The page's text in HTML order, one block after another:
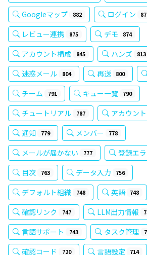
Googleマップ 882 ログイン
レビュー連携 875 デモ 874
アカウント構成 845 ハンズ 813
迷惑メール 804 再送 800
チーム 791 キュー一覧 790
チュートリアル 787 アカウント
通知 779 メンバー 778
メールが届かない 777 登録エ
目次 763 データ入力 756
デフォルト組織 748 英語 748
確認リンク 747 LLM出力情報
言語サポート 743 タスク管理
確認コード 720 言語設定 714